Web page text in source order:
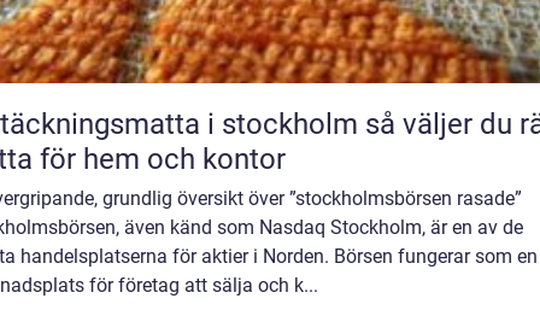
i stockholm så väljer du rätt
för hem och kontor
grundlig översikt över ”stockholmsbörsen rasade”
även känd som Nasdaq Stockholm, är en av de
handelsplatserna för aktier i Norden. Börsen fungerar som en
för företag att sälja och k...